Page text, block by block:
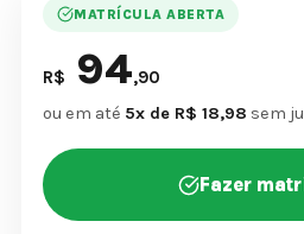
MATRÍCULA ABERTA
R$ 94,90
ou em até 5x de R$ 18,98 sem
Fazer